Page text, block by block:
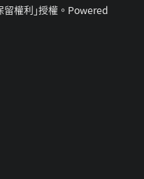
留權利｣授權。Powered